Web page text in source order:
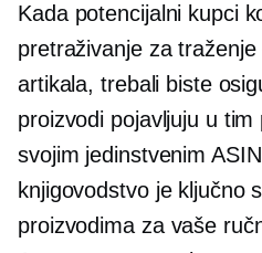
Kada potencijalni kupci
pretraživanje za
artikala, trebali biste
proizvodi pojavljuju u
svojim jedinstvenim
knjigovodstvo je ključno
proizvodima za vaše